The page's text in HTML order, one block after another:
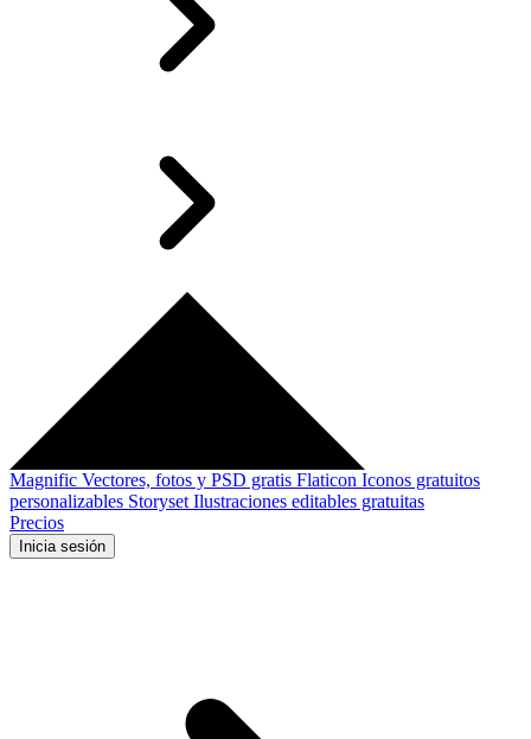
Magnific Vectores, fotos y PSD gratis Flaticon Iconos gratuitos
personalizables Storyset Ilustraciones editables gratuitas
Precios
Inicia sesión